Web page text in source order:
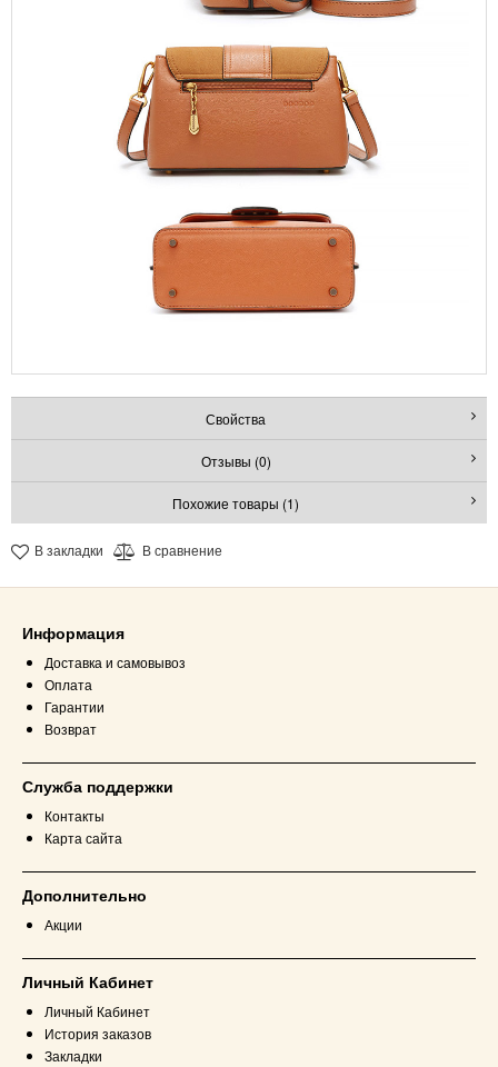
Свойства
Отзывы (0)
Похожие товары (1)
В закладки В сравнение
Информация
Доставка и самовывоз
Оплата
Гарантии
Возврат
Служба поддержки
Контакты
Карта сайта
Дополнительно
Акции
Личный Кабинет
Личный Кабинет
История заказов
Закладки